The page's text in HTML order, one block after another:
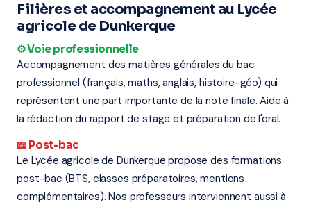
Filières et accompagnement au Lycée
agricole de Dunkerque
⚙️ Voie professionnelle
Accompagnement des matières générales du bac
professionnel (français, maths, anglais, histoire-géo) qui
représentent une part importante de la note finale. Aide à
la rédaction du rapport de stage et préparation de l'oral.
📖 Post-bac
Le Lycée agricole de Dunkerque propose des formations
post-bac (BTS, classes préparatoires, mentions
complémentaires). Nos professeurs interviennent aussi à